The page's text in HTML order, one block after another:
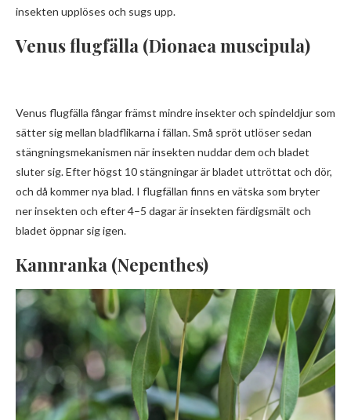
insekten upplöses och sugs upp.
Venus flugfälla (Dionaea muscipula)
Venus flugfälla fångar främst mindre insekter och spindeldjur som
sätter sig mellan bladflikarna i fällan. Små spröt utlöser sedan
stängningsmekanismen när insekten nuddar dem och bladet
sluter sig. Efter högst 10 stängningar är bladet uttröttat och dör,
och då kommer nya blad. I flugfällan finns en vätska som bryter
ner insekten och efter 4–5 dagar är insekten färdigsmält och
bladet öppnar sig igen.
Kannranka (Nepenthes)